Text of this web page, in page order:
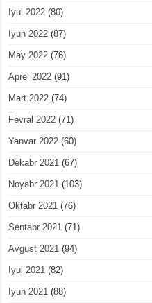
Iyul 2022 (80)
Iyun 2022 (87)
May 2022 (76)
Aprel 2022 (91)
Mart 2022 (74)
Fevral 2022 (71)
Yanvar 2022 (60)
Dekabr 2021 (67)
Noyabr 2021 (103)
Oktabr 2021 (76)
Sentabr 2021 (71)
Avgust 2021 (94)
Iyul 2021 (82)
Iyun 2021 (88)